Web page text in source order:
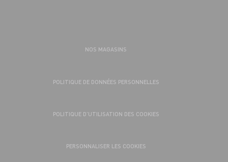
NOS MAGASINS
POLITIQUE DE DONNÉES PERSONNELLES
POLITIQUE D’UTILISATION DES COOKIES
PERSONNALISER LES COOKIES